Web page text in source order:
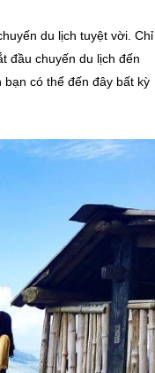
du lịch tuyệt vời. Chỉ
đầu chuyến du lịch đến
có thể đến đây bất kỳ